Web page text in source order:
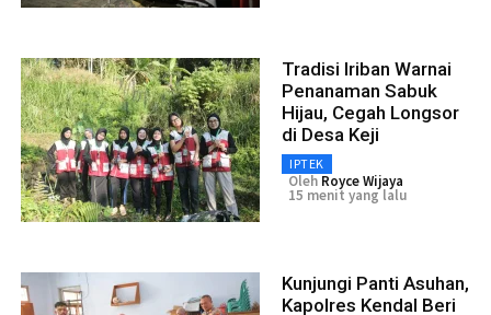
Tradisi Iriban Warnai
Penanaman Sabuk
Hijau, Cegah Longsor
di Desa Keji
IPTEK
Oleh Royce Wijaya
15 menit yang lalu
Kunjungi Panti Asuhan,
Kapolres Kendal Beri